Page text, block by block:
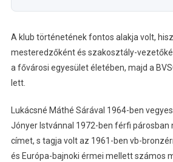
A klub történetének fontos alakja volt,
mesteredzőként és szakosztály-
a fővárosi egyesület életében, majd a
lett.
Lukácsné Máthé Sárával 1964-ben
Jónyer Istvánnal 1972-ben férfi párosban
címet, s tagja volt az 1961-ben vb-
és Európa-bajnoki érmei mellett számos